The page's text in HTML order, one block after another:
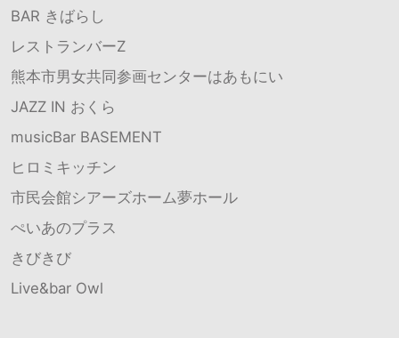
BAR きばらし
レストランバーZ
熊本市男女共同参画センターはあもにい
JAZZ IN おくら
musicBar BASEMENT
ヒロミキッチン
市民会館シアーズホーム夢ホール
ぺいあのプラス
きびきび
Live&bar Owl